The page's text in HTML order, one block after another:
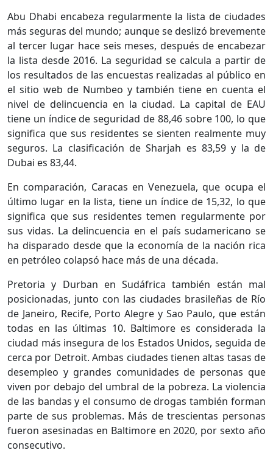
Abu Dhabi encabeza regularmente la lista de ciudades
más seguras del mundo; aunque se deslizó brevemente
al tercer lugar hace seis meses, después de encabezar
la lista desde 2016. La seguridad se calcula a partir de
los resultados de las encuestas realizadas al público en
el sitio web de Numbeo y también tiene en cuenta el
nivel de delincuencia en la ciudad. La capital de EAU
tiene un índice de seguridad de 88,46 sobre 100, lo que
significa que sus residentes se sienten realmente muy
seguros. La clasificación de Sharjah es 83,59 y la de
Dubai es 83,44.
En comparación, Caracas en Venezuela, que ocupa el
último lugar en la lista, tiene un índice de 15,32, lo que
significa que sus residentes temen regularmente por
sus vidas. La delincuencia en el país sudamericano se
ha disparado desde que la economía de la nación rica
en petróleo colapsó hace más de una década.
Pretoria y Durban en Sudáfrica también están mal
posicionadas, junto con las ciudades brasileñas de Río
de Janeiro, Recife, Porto Alegre y Sao Paulo, que están
todas en las últimas 10. Baltimore es considerada la
ciudad más insegura de los Estados Unidos, seguida de
cerca por Detroit. Ambas ciudades tienen altas tasas de
desempleo y grandes comunidades de personas que
viven por debajo del umbral de la pobreza. La violencia
de las bandas y el consumo de drogas también forman
parte de sus problemas. Más de trescientas personas
fueron asesinadas en Baltimore en 2020, por sexto año
consecutivo.